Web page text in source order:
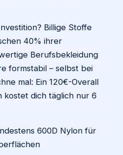
Billige Stoffe
40% ihrer
Berufsbekleidung
formstabil – selbst bei
mal: Ein 120€-Overall
kostet dich täglich nur 6
600D Nylon für